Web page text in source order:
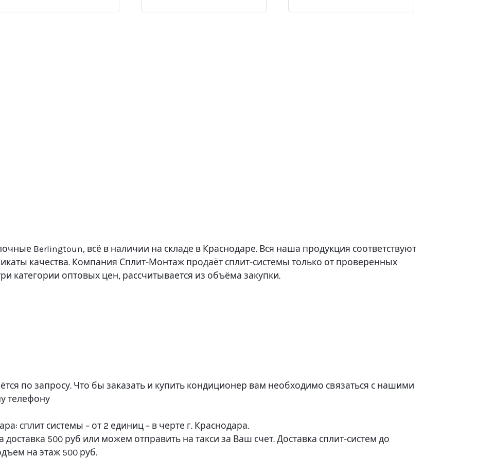
Berlingtoun, всё в наличии на складе в Краснодаре. Вся наша продукция соответствуют
качества. Компания Сплит-Монтаж продаёт сплит-системы только от проверенных
категории оптовых цен, рассчитывается из объёма закупки.
по запросу. Что бы заказать и купить кондиционер вам необходимо связаться с нашими
телефону
сплит системы – от 2 единиц – в черте г. Краснодара.
500 руб или можем отправить на такси за Ваш счет. Доставка сплит-систем до
на этаж 500 руб.